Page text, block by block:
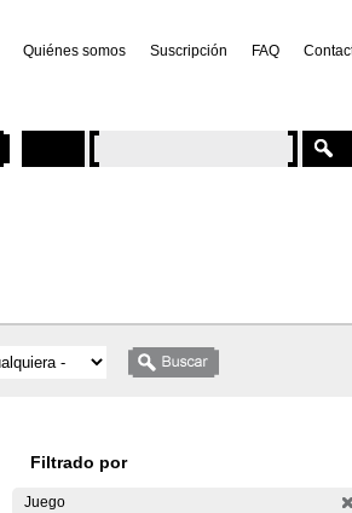
Quiénes somos Suscripción FAQ
Filtrado por
Juego